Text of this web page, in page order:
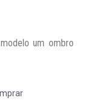
um ombro